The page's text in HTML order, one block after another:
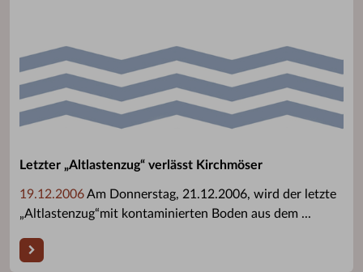
Letzter „Altlastenzug“ verlässt Kirchmöser
19.12.2006Am Donnerstag, 21.12.2006, wird der letzte
„Altlastenzug“mit kontaminierten Boden aus dem ...